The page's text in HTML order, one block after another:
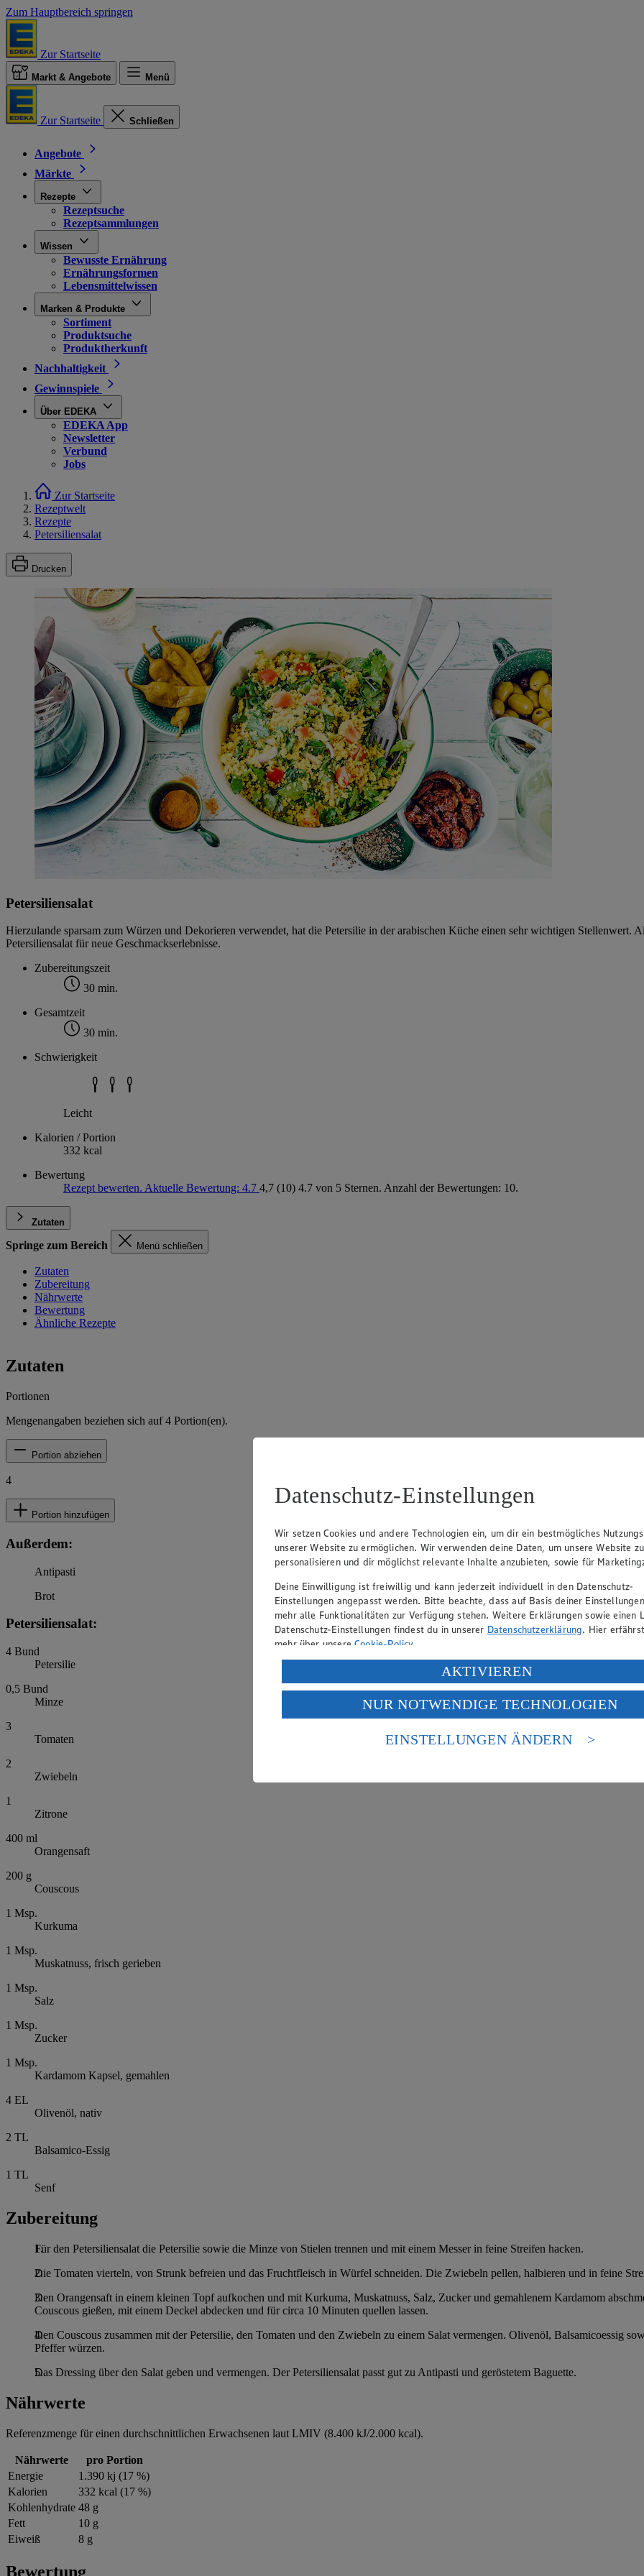
Zum Hauptbereich springen
Zur Startseite
Markt & Angebote Menü
Zur Startseite Schließen
Angebote
Märkte
Rezepte
Rezeptsuche
Rezeptsammlungen
Wissen
Bewusste Ernährung
Ernährungsformen
Lebensmittelwissen
Marken & Produkte
Sortiment
Produktsuche
Produktherkunft
Nachhaltigkeit
Gewinnspiele
Über EDEKA
EDEKA App
Newsletter
Verbund
Jobs
Zur Startseite
Rezeptwelt
Rezepte
Petersiliensalat
Drucken
Petersiliensalat
Hierzulande sparsam zum Würzen und Dekorieren verwendet, hat die Petersilie in der arabischen Küche einen sehr wichtigen Stellenwert.
Petersiliensalat für neue Geschmackserlebnisse.
Zubereitungszeit
30 min.
Gesamtzeit
30 min.
Schwierigkeit
Leicht
Kalorien / Portion
332 kcal
Bewertung
Rezept bewerten. Aktuelle Bewertung: 4.7 4,7 (10) 4.7 von 5 Sternen. Anzahl der Bewertungen: 10.
Zutaten
Springe zum Bereich Menü schließen
Zutaten
Zubereitung
Nährwerte
Bewertung
Ähnliche Rezepte
Zutaten
Portionen
Mengenangaben beziehen sich auf4 Portion(en).
Portion abziehen
4
Portion hinzufügen
Außerdem:
Antipasti
Brot
Petersiliensalat:
4 Bund
Petersilie
0,5 Bund
Minze
3
Tomaten
2
Zwiebeln
1
Zitrone
400 ml
Orangensaft
200 g
Couscous
1 Msp.
Kurkuma
1 Msp.
Muskatnuss, frisch gerieben
1 Msp.
Salz
1 Msp.
Zucker
1 Msp.
Kardamom Kapsel, gemahlen
4 EL
Olivenöl, nativ
2 TL
Balsamico-Essig
1 TL
Senf
Zubereitung
Für den Petersiliensalat die Petersilie sowie die Minze von Stielen trennen und mit einem Messer in feine Streifen hacken.
Die Tomaten vierteln, von Strunk befreien und das Fruchtfleisch in Würfel schneiden. Die Zwiebeln pellen, halbieren und in feine
Den Orangensaft in einem kleinen Topf aufkochen und mit Kurkuma, Muskatnuss, Salz, Zucker und gemahlenem Kardamom
Couscous gießen, mit einem Deckel abdecken und für circa 10 Minuten quellen lassen.
Den Couscous zusammen mit der Petersilie, den Tomaten und den Zwiebeln zu einem Salat vermengen. Olivenöl, Balsamicoessig
Pfeffer würzen.
Das Dressing über den Salat geben und vermengen. Der Petersiliensalat passt gut zu Antipasti und geröstetem Baguette.
Nährwerte
Referenzmenge für einen durchschnittlichen Erwachsenen laut LMIV (8.400 kJ/2.000 kcal).
Nährwerte
pro Portion
Energie
1.390 kj (17 %)
Kalorien
332 kcal (17 %)
Kohlenhydrate 48 g
Fett
10 g
Eiweiß
8 g
Bewertung
Datenschutz-Einstellungen
Wir setzen Cookies und andere Technologien ein, um dir ein bestmögliches
unserer Website zu ermöglichen. Wir verwenden deine Daten, um unsere Website zu
personalisieren und dir möglichst relevante Inhalte anzubieten, sowie für
Deine Einwilligung ist freiwillig und kann jederzeit individuell in den Datenschutz-
Einstellungen angepasst werden. Bitte beachte, dass auf Basis deiner
mehr alle Funktionalitäten zur Verfügung stehen. Weitere Erklärungen sowie einen
Datenschutz-Einstellungen findest du in unserer Datenschutzerklärung. Hier
mehr über unsereCookie-Policy.
Verarbeitung deiner personenbezogenen Daten in den USA durch Facebook und
Wenn du auf „Aktivieren“ klickst, willigst du im Sinne des Art. 49 Abs. 1 Satz 1 lit.
ein, dass deine Daten in den USA verarbeitet werden. Der EuGH sieht die USA als
einem nach europäischen Standards nicht angemessenen Datenschutzniveau an. Es
Risiko eines Zugriffs durch US-amerikanische Behörden.
AKTIVIEREN
NUR NOTWENDIGE TECHNOLOGIEN
EINSTELLUNGEN ÄNDERN